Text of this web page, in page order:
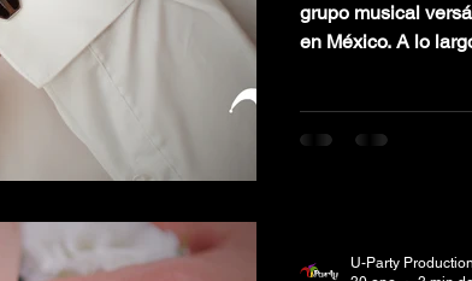
grupo musical
en México. A lo largo del contenido descubrirás qué
identificar a un
U-Party